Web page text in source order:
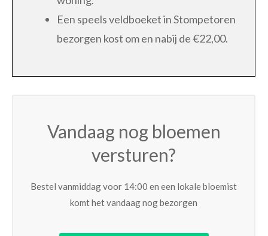
Een speels veldboeket in Stompetoren
bezorgen kost om en nabij de €22,00.
Vandaag nog bloemen
versturen?
Bestel vanmiddag voor 14:00 en een lokale bloemist
komt het vandaag nog bezorgen